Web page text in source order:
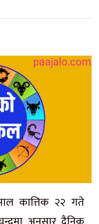
कात्तिक २२ गते